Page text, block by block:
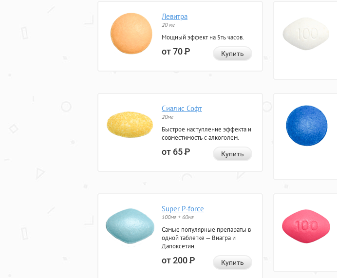
Левитра
20 мг
Мощный эффект на 5ть часов.
от 70Р Купить
Сиалис Софт
20мг
Быстрое наступление эффекта и
совместимость с алкоголем.
от 65Р Купить
Super P-force
100мг + 60мг
Самые популярные препараты в
одной таблетке — Виагра и
Дапоксетин.
от 200Р Купить